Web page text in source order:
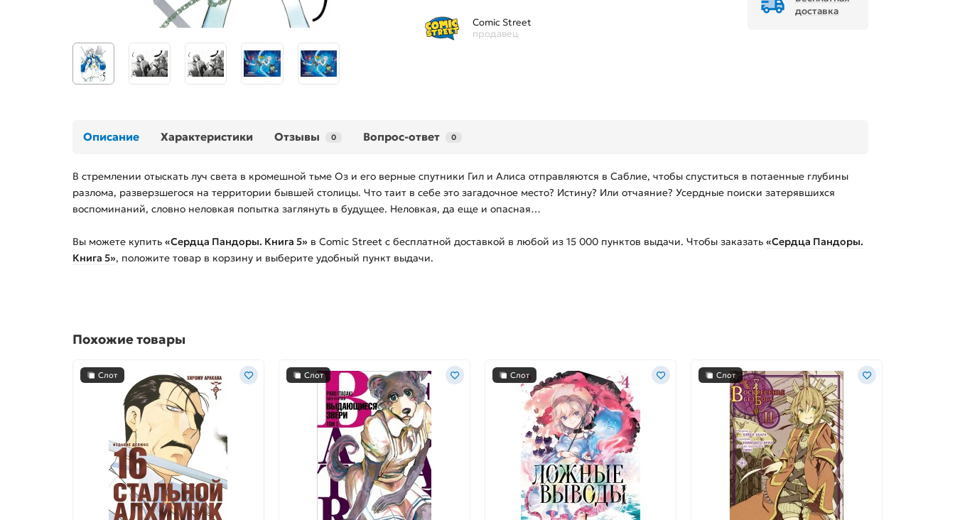
Comic Street
продавец
доставка
Описание Характеристики Отзывы 0 Вопрос-ответ 0
В стремлении отыскать луч света в кромешной тьме Оз и его верные спутники Гил и Алиса отправляются в Саблие, чтобы спуститься в потаенные глубины
разлома, разверзшегося на территории бывшей столицы. Что таит в себе это загадочное место? Истину? Или отчаяние? Усердные поиски затерявшихся
воспоминаний, словно неловкая попытка заглянуть в будущее. Неловкая, да еще и опасная…
Вы можете купить «Сердца Пандоры. Книга 5» в Comic Street с бесплатной доставкой в любой из 15 000 пунктов выдачи. Чтобы заказать «Сердца Пандоры.
Книга 5», положите товар в корзину и выберите удобный пункт выдачи.
Похожие товары
Слот Слот Слот Слот